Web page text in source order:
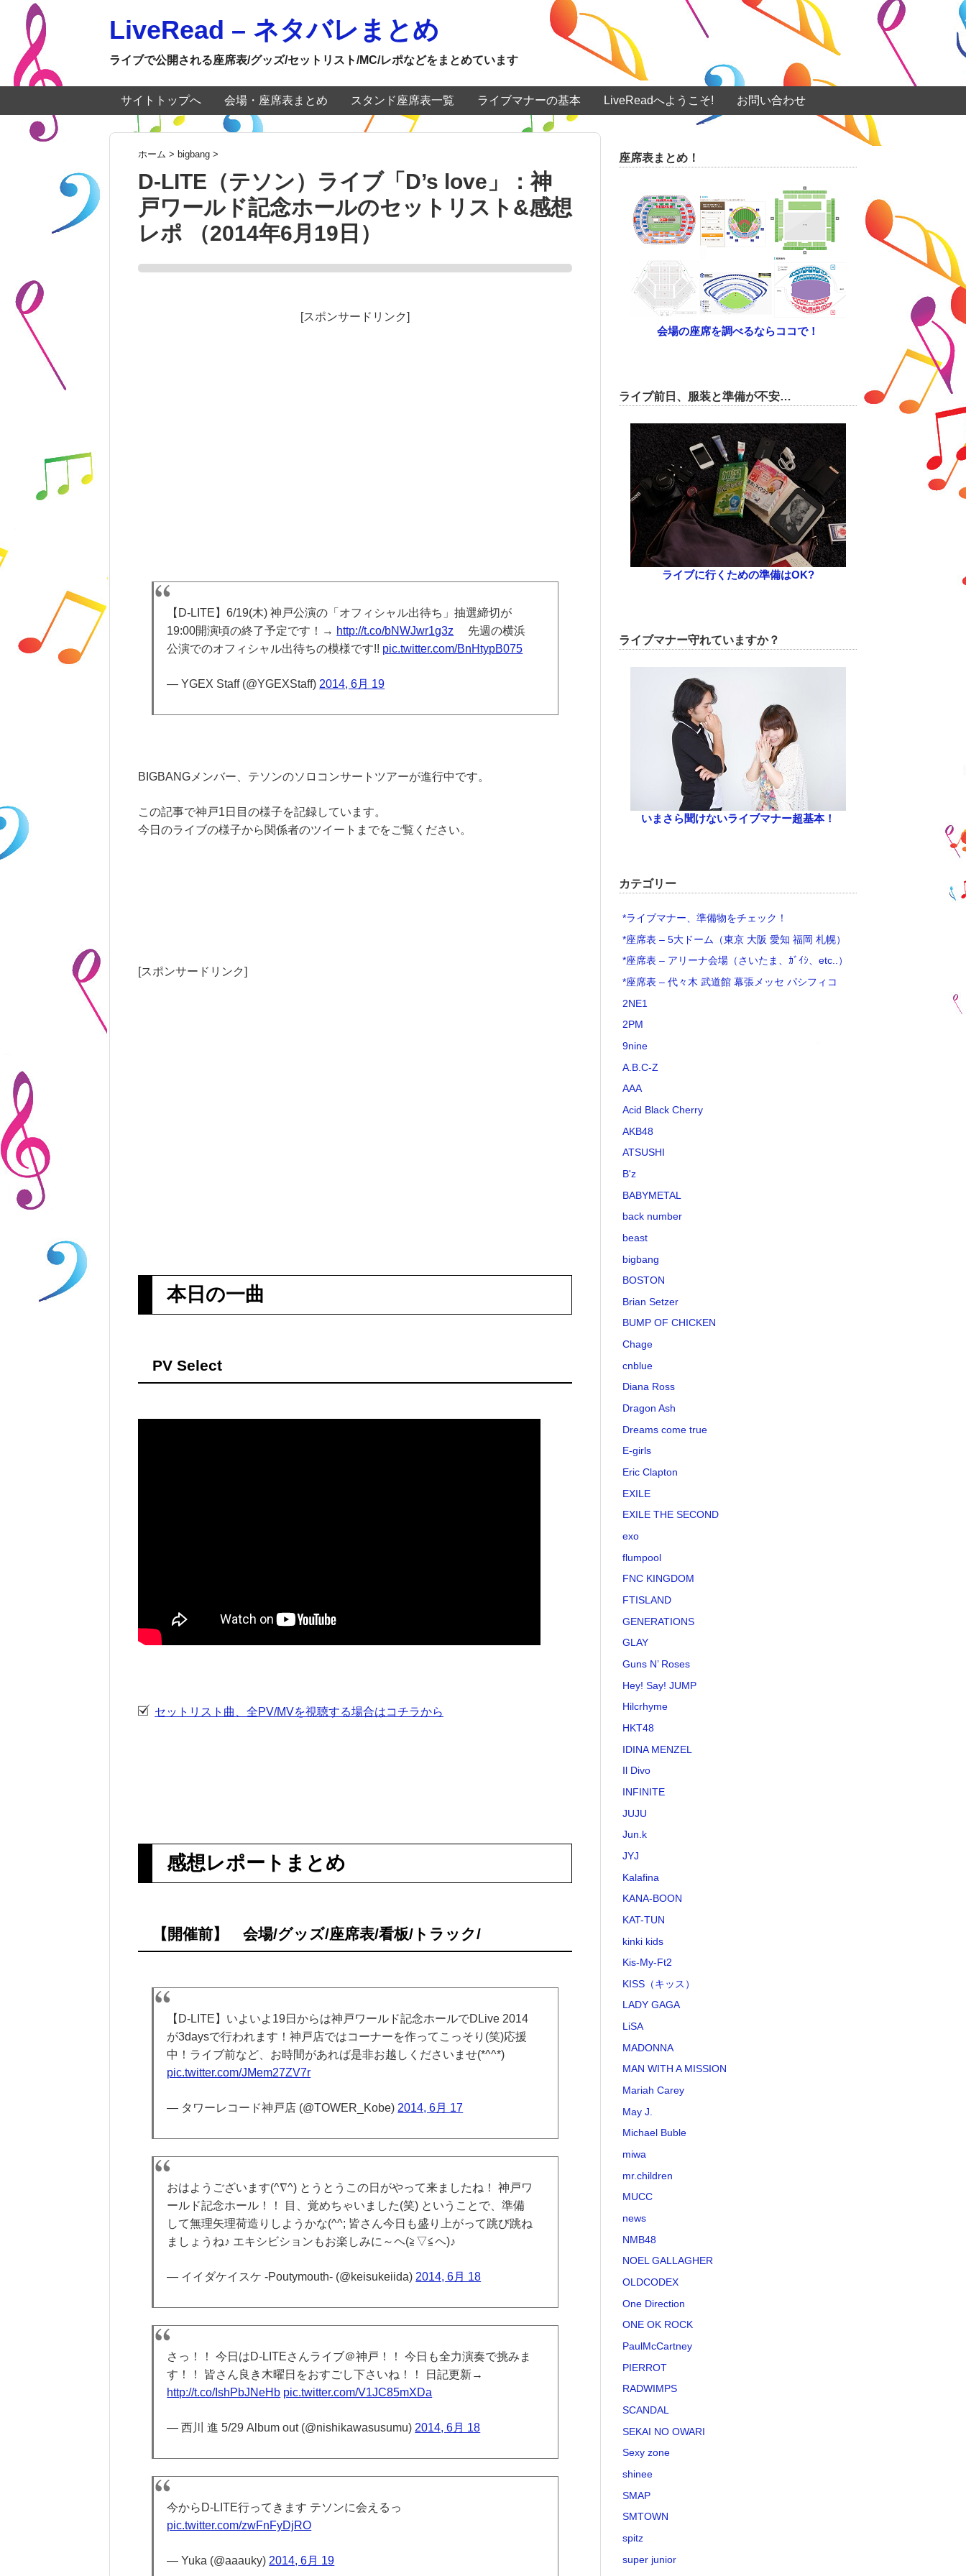
LiveRead – ネタバレまとめ
ライブで公開される座席表/グッズ/セットリスト/MC/レポなどをまとめています
サイトトップへ 会場・座席表まとめ スタンド座席表一覧 ライブマナーの基本 LiveReadへようこそ! お問い合わせ
ホーム > bigbang >
D-LITE（テソン）ライブ「D’s love」：神
戸ワールド記念ホールのセットリスト&感想
レポ （2014年6月19日）
[スポンサードリンク]
【D-LITE】6/19(木) 神戸公演の「オフィシャル出待ち」抽選締切が
19:00開演頃の終了予定です！→ http://t.co/bNWJwr1g3z 先週の横浜
公演でのオフィシャル出待ちの模様です!! pic.twitter.com/BnHtypB075
— YGEX Staff (@YGEXStaff) 2014, 6月 19
BIGBANGメンバー、テソンのソロコンサートツアーが進行中です。
この記事で神戸1日目の様子を記録しています。
今日のライブの様子から関係者のツイートまでをご覧ください。
[スポンサードリンク]
本日の一曲
PV Select
セットリスト曲、全PV/MVを視聴する場合はコチラから
感想レポートまとめ
【開催前】 会場/グッズ/座席表/看板/トラック/
【D-LITE】いよいよ19日からは神戸ワールド記念ホールでDLive 2014
が3daysで行われます！神戸店ではコーナーを作ってこっそり(笑)応援
中！ライブ前など、お時間があれば是非お越しくださいませ(*^^*)
pic.twitter.com/JMem27ZV7r
— タワーレコード神戸店 (@TOWER_Kobe) 2014, 6月 17
おはようございます(^∇^) とうとうこの日がやって来ましたね！ 神戸ワ
ールド記念ホール！！ 目、覚めちゃいました(笑) ということで、準備
して無理矢理荷造りしようかな(^^; 皆さん今日も盛り上がって跳び跳ね
ましょうね♪ エキシビションもお楽しみに～ヘ(≧▽≦ヘ)♪
— イイダケイスケ -Poutymouth- (@keisukeiida) 2014, 6月 18
さっ！！ 今日はD-LITEさんライブ＠神戸！！ 今日も全力演奏で挑みま
す！！ 皆さん良き木曜日をおすごし下さいね！！ 日記更新→
http://t.co/IshPbJNeHb pic.twitter.com/V1JC85mXDa
— 西川 進 5/29 Album out (@nishikawasusumu) 2014, 6月 18
今からD-LITE行ってきます テソンに会えるっ
pic.twitter.com/zwFnFyDjRO
— Yuka (@aaauky) 2014, 6月 19
座席表まとめ！
会場の座席を調べるならココで！
ライブ前日、服装と準備が不安…
ライブに行くための準備はOK?
ライブマナー守れていますか？
いまさら聞けないライブマナー超基本！
カテゴリー
*ライブマナー、準備物をチェック！
*座席表 – 5大ドーム（東京 大阪 愛知 福岡 札幌）
*座席表 – アリーナ会場（さいたま、ｶﾞｲｼ、etc..）
*座席表 – 代々木 武道館 幕張メッセ パシフィコ
2NE1
2PM
9nine
A.B.C-Z
AAA
Acid Black Cherry
AKB48
ATSUSHI
B'z
BABYMETAL
back number
beast
bigbang
BOSTON
Brian Setzer
BUMP OF CHICKEN
Chage
cnblue
Diana Ross
Dragon Ash
Dreams come true
E-girls
Eric Clapton
EXILE
EXILE THE SECOND
exo
flumpool
FNC KINGDOM
FTISLAND
GENERATIONS
GLAY
Guns N’ Roses
Hey! Say! JUMP
Hilcrhyme
HKT48
IDINA MENZEL
Il Divo
INFINITE
JUJU
Jun.k
JYJ
Kalafina
KANA-BOON
KAT-TUN
kinki kids
Kis-My-Ft2
KISS（キッス）
LADY GAGA
LiSA
MADONNA
MAN WITH A MISSION
Mariah Carey
May J.
Michael Buble
miwa
mr.children
MUCC
news
NMB48
NOEL GALLAGHER
OLDCODEX
One Direction
ONE OK ROCK
PaulMcCartney
PIERROT
RADWIMPS
SCANDAL
SEKAI NO OWARI
Sexy zone
shinee
SMAP
SMTOWN
spitz
super junior